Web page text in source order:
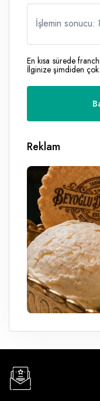
İşlemin sonucu:
En kısa sürede
İlginize şimdiden
Reklam